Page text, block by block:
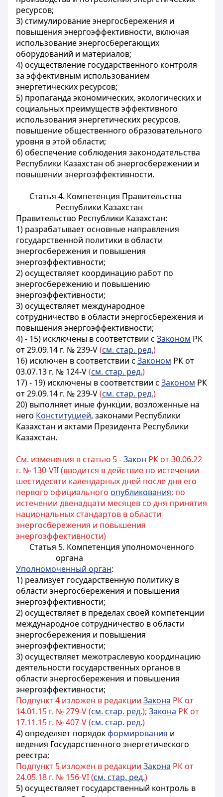
ресурсов;
3) стимулирование энергосбережения и
повышения энергоэффективности, включая
использование энергосберегающих
оборудований и материалов;
4) осуществление государственного контроля
за эффективным использованием
энергетических ресурсов;
5) пропаганда экономических, экологических и
социальных преимуществ эффективного
использования энергетических ресурсов,
повышение общественного образовательного
уровня в этой области;
6) обеспечение соблюдения законодательства
Республики Казахстан об энергосбережении и
повышении энергоэффективности.
Статья 4. Компетенция Правительства
Республики Казахстан
Правительство Республики Казахстан:
1) разрабатывает основные направления
государственной политики в области
энергосбережения и повышения
энергоэффективности;
2) осуществляет координацию работ по
энергосбережению и повышению
энергоэффективности;
3) осуществляет международное
сотрудничество в области энергосбережения и
повышения энергоэффективности;
4) - 15) исключены в соответствии с Законом РК
от 29.09.14 г. № 239-V(см. стар. ред.)
16) исключен в соответствии с Законом РК от
03.07.13 г. № 124-V(см. стар. ред.)
17) - 19) исключены в соответствии с Законом РК
от 29.09.14 г. № 239-V(см. стар. ред.)
20) выполняет иные функции, возложенные на
него Конституцией, законами Республики
Казахстан и актами Президента Республики
Казахстан.
См. изменения в статью 5 -Закон РК от 30.06.22
г. № 130-VII (вводится в действие по истечении
шестидесяти календарных дней после дня его
первого официального опубликования; по
истечении двенадцати месяцев со дня принятия
национальных стандартов в области
энергосбережения и повышения
энергоэффективности)
Статья 5. Компетенция уполномоченного
органа
Уполномоченный орган:
1) реализует государственную политику в
области энергосбережения и повышения
энергоэффективности;
2) осуществляет в пределах своей компетенции
международное сотрудничество в области
энергосбережения и повышения
энергоэффективности;
3) осуществляет межотраслевую координацию
деятельности государственных органов в
области энергосбережения и повышения
энергоэффективности;
Подпункт 4 изложен в редакции Закона РК от
14.01.15 г. № 279-V (см. стар. ред.); Закона РК от
17.11.15 г. № 407-V (см. стар. ред.)
4) определяет порядокформирования и
ведения Государственного энергетического
реестра;
Подпункт 5 изложен в редакции Закона РК от
24.05.18 г. № 156-VI (см. стар. ред.)
5) осуществляет государственный контроль в